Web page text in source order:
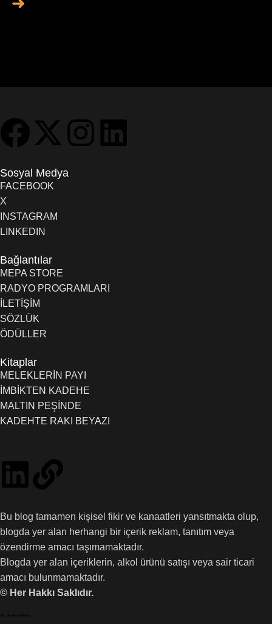
Sosyal Medya
FACEBOOK
X
INSTAGRAM
LINKEDIN
Bağlantılar
MEPA STORE
RADYO PROGRAMLARI
İLETİŞİM
SÖZLÜK
ÖDÜLLER
Kitaplar
MELEKLERİN PAYI
İMBİKTEN KADEHE
MALTIN PEŞİNDE
KADEHTE RAKI BEYAZI
Bu blog tamamen kişisel fikir ve kanaatleri yansıtmakta olup,
blogda yer alan herhangi bir içerik reklam, tanıtım veya
özendirme amacı taşımamaktadır.
Blogda yer alan içeriklerin, alkol ürünü satışı veya sair ticari
amacı bulunmamaktadır.
© Her Hakkı Saklıdır.